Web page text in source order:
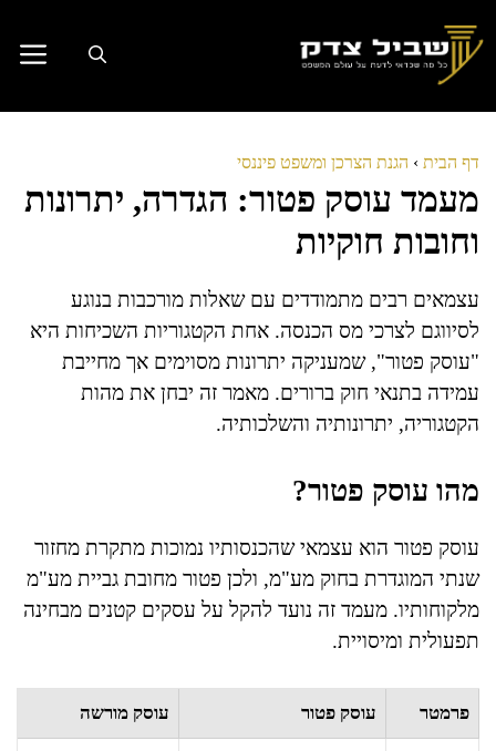
לתוכן
דף הבית › הגנת הצרכן ומשפט פיננסי
מעמד עוסק פטור: הגדרה, יתרונות
וחובות חוקיות
עצמאים רבים מתמודדים עם שאלות מורכבות בנוגע
לסיווגם לצרכי מס הכנסה. אחת הקטגוריות השכיחות היא
"עוסק פטור", שמעניקה יתרונות מסוימים אך מחייבת
עמידה בתנאי חוק ברורים. מאמר זה יבחן את מהות
הקטגוריה, יתרונותיה והשלכותיה.
מהו עוסק פטור?
עוסק פטור הוא עצמאי שהכנסותיו נמוכות מתקרת מחזור
שנתי המוגדרת בחוק מע"מ, ולכן פטור מחובת גביית מע"מ
מלקוחותיו. מעמד זה נועד להקל על עסקים קטנים מבחינה
תפעולית ומיסויית.
פרמטר עוסק פטור עוסק מורשה